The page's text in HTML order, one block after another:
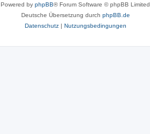
Powered by phpBB® Forum Software © phpBB Limited
Deutsche Übersetzung durch phpBB.de
Datenschutz| Nutzungsbedingungen